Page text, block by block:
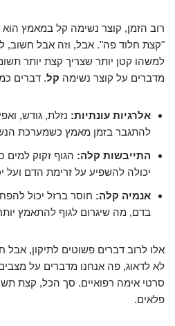
רוב הזמן, קוצר נשימה קל במאמץ
"קצת חלוד פה". אבל, וזה אבל חשוב,
למשהו קטן יותר שצריך קצת יותר
מדברים על קוצר נשימה קל. דברים
אלרגיות עונתיות: נזלת, גודש,
להתגבר בזמן מאמץ כשמערכת
התייבשות קלה: הגוף זקוק למים
יכולה להשפיע על זרימת הדם ועל
אנמיה קלה: חוסר ברזל יכול
בדם, מה שיגרום לגוף להתאמץ
אלו לרוב דברים פשוטים לתיקון, אבל
לא לדאוג, פה אנחנו מדברים על
סרטי אימה רפואיים. סך הכל, קצת
פלאים.